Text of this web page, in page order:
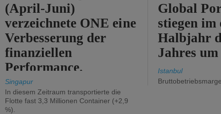
(April-Juni)
verzeichnete ONE eine
Verbesserung der
finanziellen
Performance.
Singapur
In diesem Zeitraum transportierte die
Flotte fast 3,3 Millionen Container (+2,9
%).
Global
stiegen im
Halbjahr
Jahres
Istanbul